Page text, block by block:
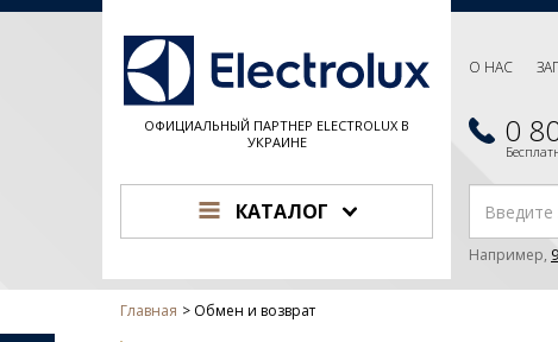
ОФИЦИАЛЬНЫЙ ПАРТНЕР ELECTROLUX В
УКРАИНЕ
О НАС
0
КАТАЛОГ
Например,
Главная Обмен и возврат